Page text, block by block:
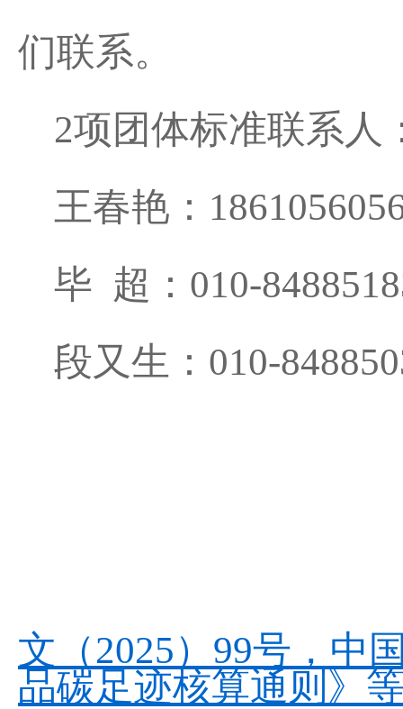
们联系。
2项团体标准联系人
王春艳：
毕 超： 010-
段又生： 010-
文（2025）99号，中
品碳足迹核算通则》